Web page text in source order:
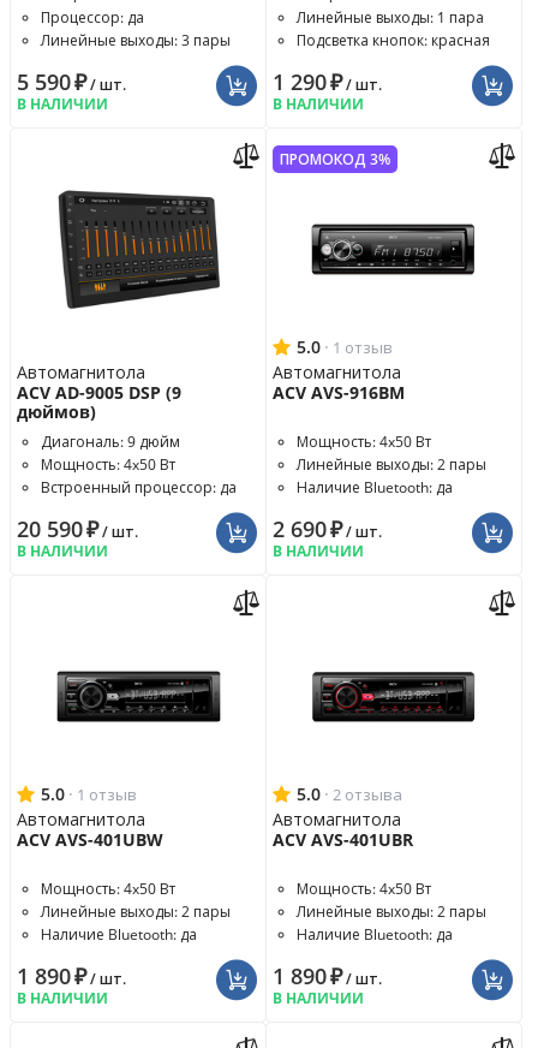
Процессор: да
Линейные выходы: 3 пары
5 590₽/ шт.
В НАЛИЧИИ
Линейные выходы: 1 пара
Подсветка кнопок: красная
1 290₽/ шт.
В НАЛИЧИИ
Автомагнитола
ACV AD-9005 DSP (9
дюймов)
Диагональ: 9 дюйм
Мощность: 4x50 Вт
Встроенный процессор: да
20 590₽/ шт.
В НАЛИЧИИ
ПРОМОКОД 3%
5.0 · 1 отзыв
Автомагнитола
ACV AVS-916BM
Мощность: 4x50 Вт
Линейные выходы: 2 пары
Наличие Bluetooth: да
2 690₽/ шт.
В НАЛИЧИИ
5.0 · 1 отзыв
Автомагнитола
ACV AVS-401UBW
Мощность: 4x50 Вт
Линейные выходы: 2 пары
Наличие Bluetooth: да
1 890₽/ шт.
В НАЛИЧИИ
5.0 · 2 отзыва
Автомагнитола
ACV AVS-401UBR
Мощность: 4x50 Вт
Линейные выходы: 2 пары
Наличие Bluetooth: да
1 890₽/ шт.
В НАЛИЧИИ